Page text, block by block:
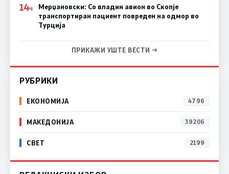
14Ч
Мерџановски: Со владин авион во Скопје
транспортиран пациент повреден на одмор во
Турција
ПРИКАЖИ УШТЕ ВЕСТИ →
РУБРИКИ
ЕКОНОМИЈА 4796
МАКЕДОНИЈА 39206
СВЕТ 2199